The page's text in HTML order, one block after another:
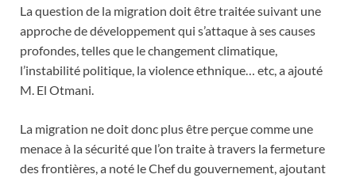
La question de la migration doit être traitée suivant une
approche de développement qui s’attaque à ses causes
profondes, telles que le changement climatique,
l’instabilité politique, la violence ethnique… etc, a ajouté
M. El Otmani.
La migration ne doit donc plus être perçue comme une
menace à la sécurité que l’on traite à travers la fermeture
des frontières, a noté le Chef du gouvernement, ajoutant